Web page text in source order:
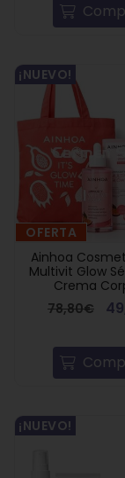
OFERTA
¡NUEVO!
Ainhoa
Multivit Glow
Crema
78,80€
¡NUEVO!